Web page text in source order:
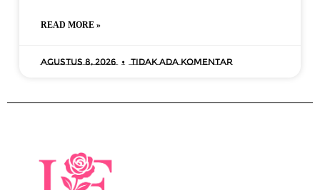
READ MORE »
Agustus 8, 2026 Tidak ada komentar